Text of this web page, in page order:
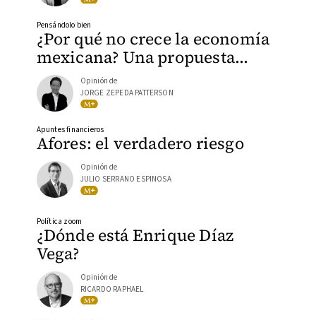
¿Por qué no crece la economía
mexicana? Una propuesta…
Pensándolo bien
Opinión de
JORGE ZEPEDA PATTERSON
Afores: el verdadero riesgo
Apuntes financieros
Opinión de
JULIO SERRANO ESPINOSA
¿Dónde está Enrique Díaz
Vega?
Política zoom
Opinión de
RICARDO RAPHAEL